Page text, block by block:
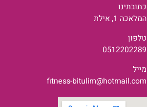
כתובתינו
המלאכה 1, אילת
טלפון
0512202289
מייל
fitness-bitulim@hotmail.com